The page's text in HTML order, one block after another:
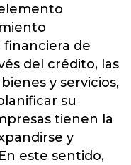
financiera de
del crédito, las
y servicios,
su
tienen la
y
este sentido,